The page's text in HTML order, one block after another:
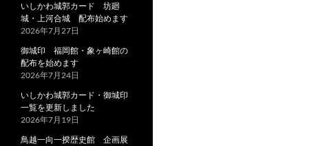
いしかわ城郭カード 坊廻
城・上河合城 配布始めます
2026年7月27日
御城印 福岡館・象ヶ崎館の
配布を始めます
2026年7月24日
いしかわ城郭カード・御城印
一覧を更新しました
2026年7月19日
鳥越一向一揆歴史館 企画展